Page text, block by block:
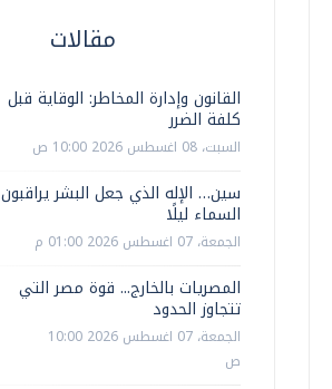
مقالات
القانون وإدارة المخاطر: الوقاية قبل
كلفة الضرر
السبت، 08 اغسطس 2026 10:00 ص
سين… الإله الذي جعل البشر يراقبون
السماء ليلًا
الجمعة، 07 اغسطس 2026 01:00 م
المصريات بالخارج... قوة مصر التي
تتجاوز الحدود
الجمعة، 07 اغسطس 2026 10:00
ص